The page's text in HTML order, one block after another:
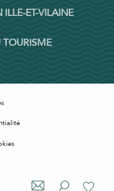
ILLE-ET-VILAINE
TOURISME